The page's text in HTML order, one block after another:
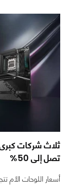
ثلاث شركات كبرى
تصل إلى 50%
أسعار اللوحات الأم